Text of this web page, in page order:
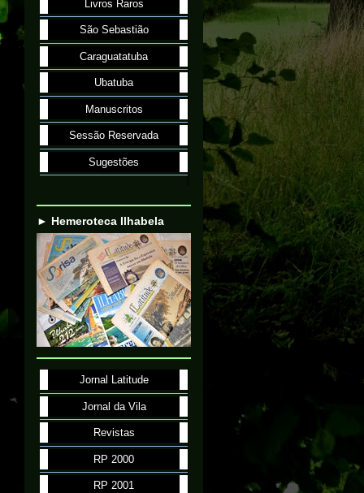
Livros Raros
São Sebastião
Caraguatatuba
Ubatuba
Manuscritos
Sessão Reservada
Sugestões
► Hemeroteca Ilhabela
Jornal Latitude
Jornal da Vila
Revistas
RP 2000
RP 2001